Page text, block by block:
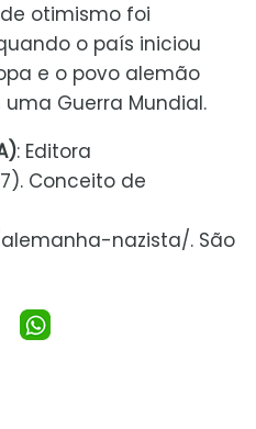
otimismo foi
o país iniciou
e o povo alemão
Guerra Mundial.
: Editora
Conceito de
nazista/. São